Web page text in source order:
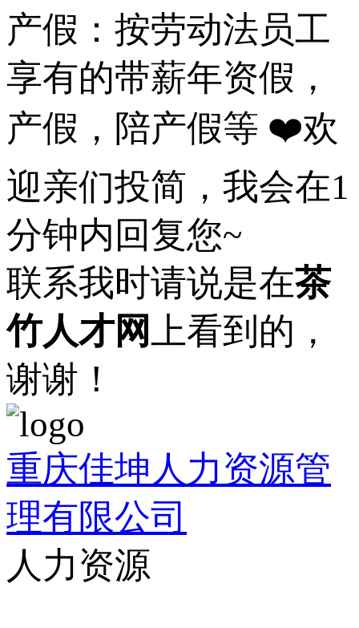
产假：按劳动法员工
享有的带薪年资假，
产假，陪产假等 ❤️欢
迎亲们投简，我会在1
分钟内回复您~
联系我时请说是在茶
竹人才网
上看到的，
谢谢！
重庆佳坤人力资源管
理有限公司
人力资源